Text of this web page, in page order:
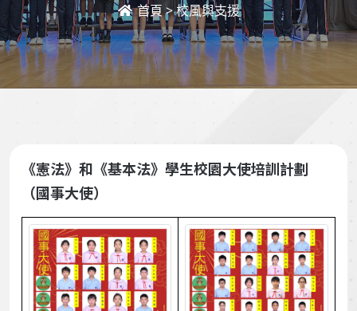
首頁>校風與支援
《憲法》和《基本法》學生校園大使培訓計劃
（國事大使）